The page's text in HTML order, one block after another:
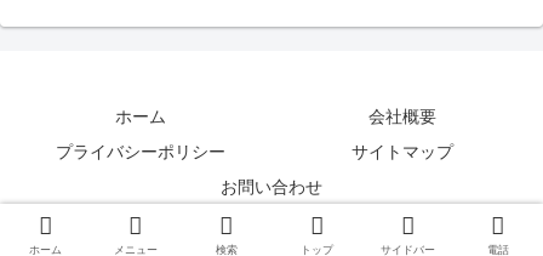
ホーム
会社概要
プライバシーポリシー
サイトマップ
お問い合わせ
沖縄の外壁塗装-防水工事専門店 (C)トーシン装美工業
ホーム メニュー 検索 トップ サイドバー 電話